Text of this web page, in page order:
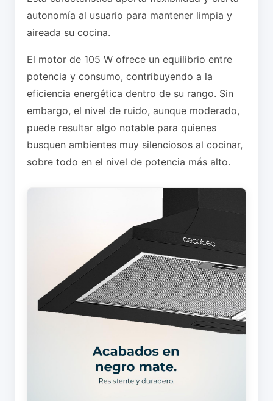
autonomía al usuario para mantener limpia y
aireada su cocina.
El motor de 105 W ofrece un equilibrio entre
potencia y consumo, contribuyendo a la
eficiencia energética dentro de su rango. Sin
embargo, el nivel de ruido, aunque moderado,
puede resultar algo notable para quienes
busquen ambientes muy silenciosos al cocinar,
sobre todo en el nivel de potencia más alto.